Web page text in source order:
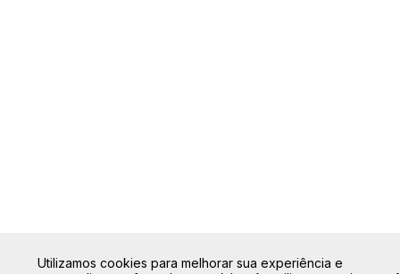
Utilizamos cookies para melhorar sua experiência e